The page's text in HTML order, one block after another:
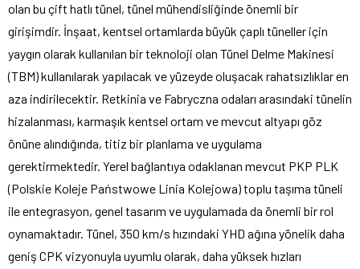
olan bu çift hatlı tünel, tünel mühendisliğinde önemli bir
girişimdir. İnşaat, kentsel ortamlarda büyük çaplı tüneller için
yaygın olarak kullanılan bir teknoloji olan Tünel Delme Makinesi
(TBM) kullanılarak yapılacak ve yüzeyde oluşacak rahatsızlıklar en
aza indirilecektir. Retkinia ve Fabryczna odaları arasındaki tünelin
hizalanması, karmaşık kentsel ortam ve mevcut altyapı göz
önüne alındığında, titiz bir planlama ve uygulama
gerektirmektedir. Yerel bağlantıya odaklanan mevcut PKP PLK
(Polskie Koleje Państwowe Linia Kolejowa) toplu taşıma tüneli
ile entegrasyon, genel tasarım ve uygulamada da önemli bir rol
oynamaktadır. Tünel, 350 km/s hızındaki YHD ağına yönelik daha
geniş CPK vizyonuyla uyumlu olarak, daha yüksek hızları